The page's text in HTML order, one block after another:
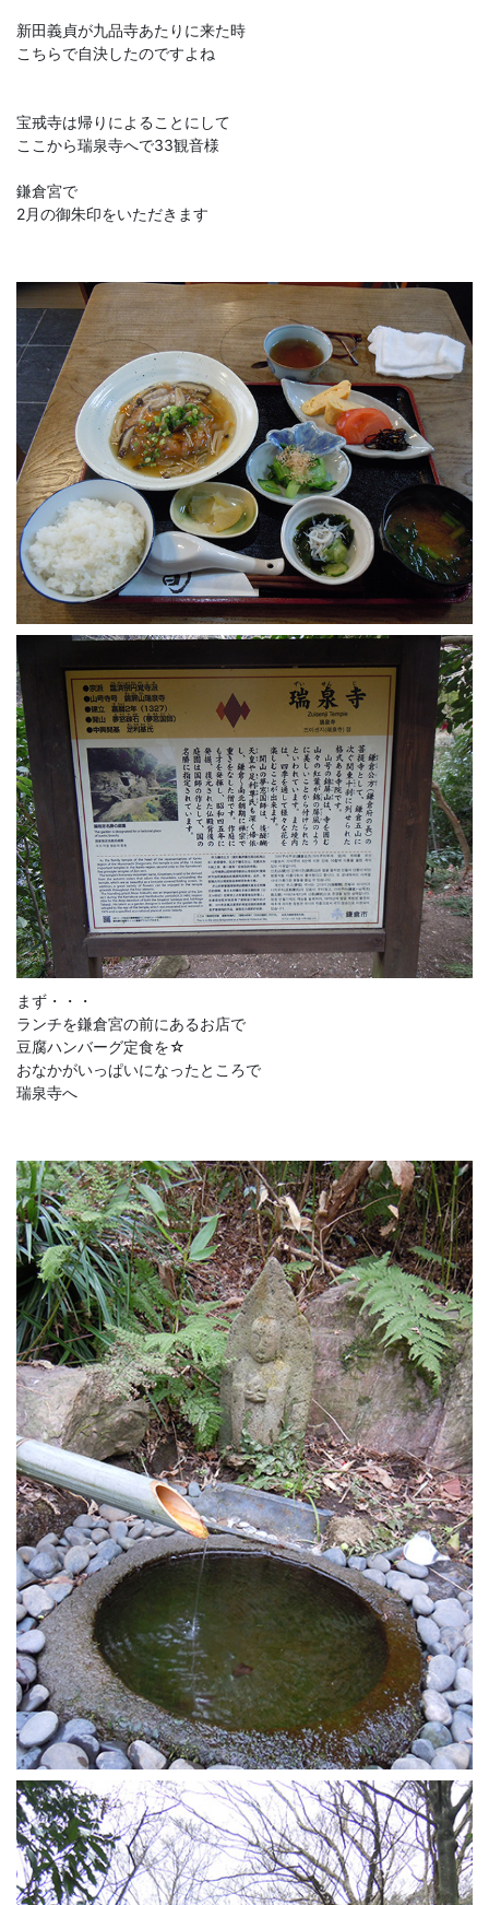
新田義貞が九品寺あたりに来た時
こちらで自決したのですよね
宝戒寺は帰りによることにして
ここから瑞泉寺へで33観音様
鎌倉宮で
2月の御朱印をいただきます
まず・・・
ランチを鎌倉宮の前にあるお店で
豆腐ハンバーグ定食を☆
おなかがいっぱいになったところで
瑞泉寺へ